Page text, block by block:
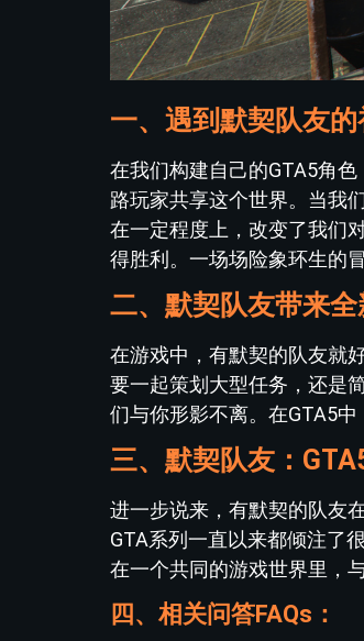
一、遇到默契队友
在我们构建自己的GTA5角
路玩家共享这个世界。当我
在一定程度上，改变了我们
得胜利。一场场险象环生的
二、默契队友带来
在游戏中，有默契的队友就
要一起策划大型任务，还是
们与你形影不离。在GTA5
三、默契队友：
进一步说来，有默契的队友
GTA系列一直以来都倾注了
在一个共同的游戏世界里，
四、相关问答FAQs：